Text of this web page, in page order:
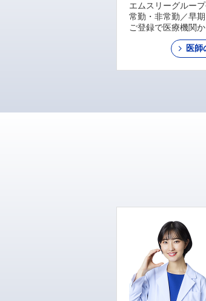
エムスリーグルー
常勤・非常勤／早
ご登録で医療機関
医師